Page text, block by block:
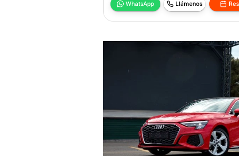
WhatsApp Llámenos